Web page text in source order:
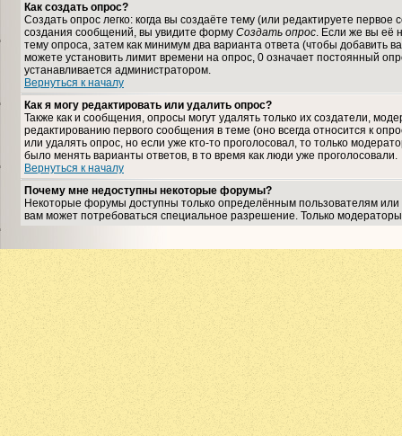
Как создать опрос?
Создать опрос легко: когда вы создаёте тему (или редактируете
создания сообщений, вы увидите форму Создать опрос. Если же вы её
тему опроса, затем как минимум два варианта ответа (чтобы добавить
можете установить лимит времени на опрос, 0 означает постоянный
устанавливается администратором.
Вернуться к началу
Как я могу редактировать или удалить опрос?
Также как и сообщения, опросы могут удалять только их создатели,
редактированию первого сообщения в теме (оно всегда относится к
или удалять опрос, но если уже кто-то проголосовал, то только
было менять варианты ответов, в то время как люди уже проголосовали.
Вернуться к началу
Почему мне недоступны некоторые форумы?
Некоторые форумы доступны только определённым пользователям
вам может потребоваться специальное разрешение. Только